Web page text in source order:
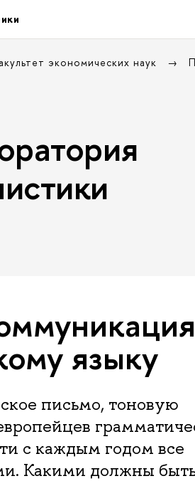
экономических наук
языку
письмо, тоновую
с каждым годом все
Какими должны